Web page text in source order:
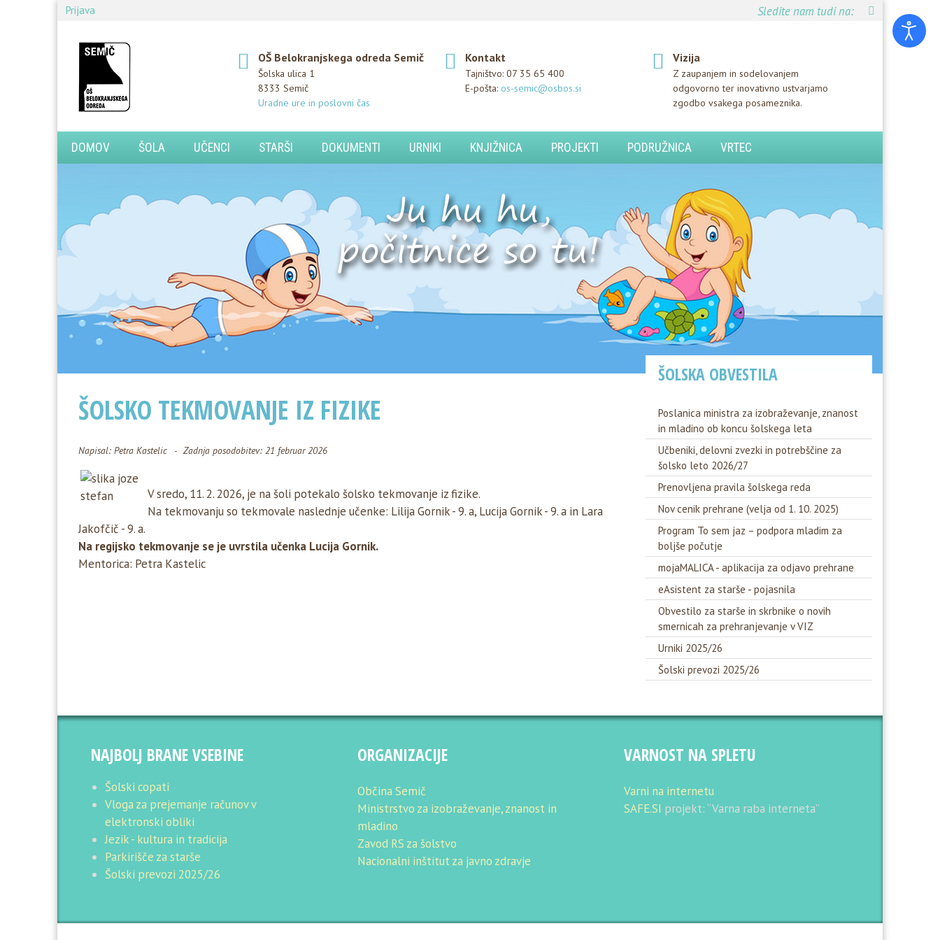
Prijava Sledite nam tudi na:
OŠ Belokranjskega odreda Semič
Šolska ulica 1
8333 Semič
Uradne ure in poslovni čas
Kontakt
Tajništvo:07 35 65 400
E-pošta: os-semic@osbos.si
Vizija
Z zaupanjem in sodelovanjem
odgovorno ter inovativno ustvarjamo
zgodbo vsakega posameznika.
DOMOV ŠOLA UČENCI STARŠI DOKUMENTI URNIKI KNJIŽNICA PROJEKTI PODRUŽNICA VRTEC
ŠOLSKO TEKMOVANJE IZ FIZIKE
Napisal: Petra Kastelic Zadnja posodobitev: 21 februar 2026
V sredo, 11. 2. 2026, je na šoli potekalo šolsko tekmovanje iz fizike.
Na tekmovanju so tekmovale naslednje učenke: Lilija Gornik - 9. a, Lucija Gornik - 9. a in Lara
Jakofčič - 9. a.
Na regijsko tekmovanje se je uvrstila učenka Lucija Gornik.
Mentorica: Petra Kastelic
ŠOLSKA OBVESTILA
Poslanica ministra za izobraževanje, znanost
in mladino ob koncu šolskega leta
Učbeniki, delovni zvezki in potrebščine za
šolsko leto 2026/27
Prenovljena pravila šolskega reda
Nov cenik prehrane (velja od 1. 10. 2025)
Program To sem jaz – podpora mladim za
boljše počutje
mojaMALICA - aplikacija za odjavo prehrane
eAsistent za starše - pojasnila
Obvestilo za starše in skrbnike o novih
smernicah za prehranjevanje v VIZ
Urniki 2025/26
Šolski prevozi 2025/26
NAJBOLJ BRANE VSEBINE
Šolski copati
Vloga za prejemanje računov v
elektronski obliki
Jezik - kultura in tradicija
Parkirišče za starše
Šolski prevozi 2025/26
ORGANIZACIJE
Občina Semič
Ministrstvo za izobraževanje, znanost in
mladino
Zavod RS za šolstvo
Nacionalni inštitut za javno zdravje
VARNOST NA SPLETU
Varni na internetu
SAFE.SI projekt: “Varna raba interneta”